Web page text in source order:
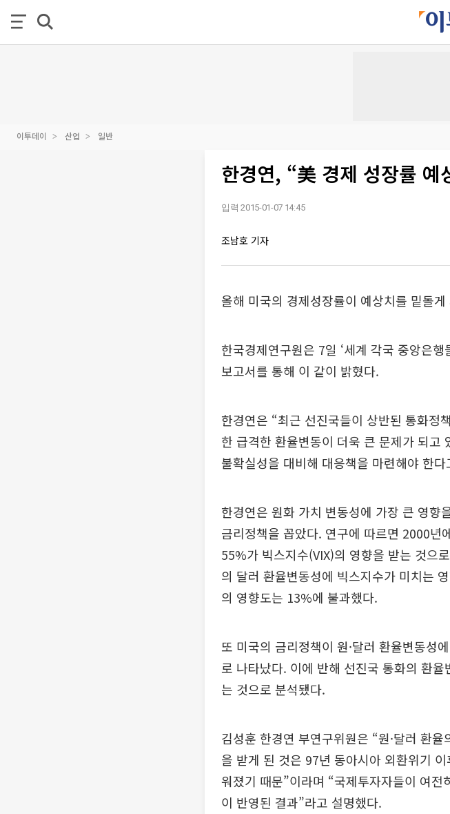
이투데이 산업 일반
한경연, “美 경제 성장률 예
입력 2015-01-07 14:45
조남호 기자
올해 미국의 경제성장률이 예상치를 밑돌
한국경제연구원은 7일 ‘세계 각국 중앙은
보고서를 통해 이 같이 밝혔다.
한경연은 “최근 선진국들이 상반된 통화정
한 급격한 환율변동이 더욱 큰 문제가 되고
불확실성을 대비해 대응책을 마련해야 한
한경연은 원화 가치 변동성에 가장 큰 영향
금리정책을 꼽았다. 연구에 따르면 2000년
55%가 빅스지수(VIX)의 영향을 받는 것으
의 달러 환율변동성에 빅스지수가 미치는
의 영향도는 13%에 불과했다.
또 미국의 금리정책이 원·달러 환율변동성
로 나타났다. 이에 반해 선진국 통화의 환
는 것으로 분석됐다.
김성훈 한경연 부연구위원은 “원·달러 환
을 받게 된 것은 97년 동아시아 외환위기
워졌기 때문”이라며 “국제투자자들이 여
이 반영된 결과”라고 설명했다.